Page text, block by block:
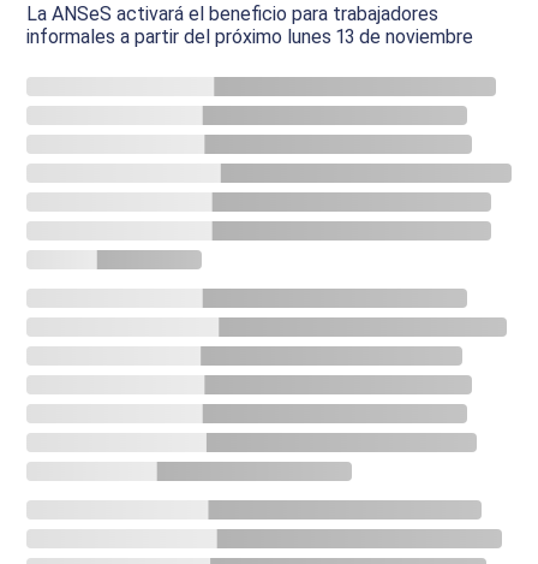
La ANSeS activará el beneficio para trabajadores
informales a partir del próximo lunes 13 de noviembre